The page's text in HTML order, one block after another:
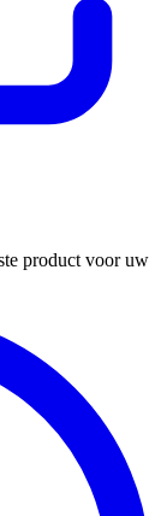
product voor uw